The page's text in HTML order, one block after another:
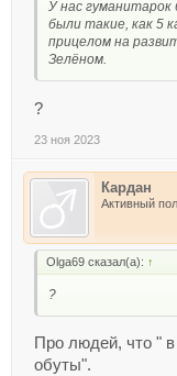
У нас гуманитарок
были такие, как 5
прицелом на
Зелёном.
?
23 ноя 2023
Кардан
Активный
Olga69 сказал(а): ↑
?
Про людей, что "
обуты".